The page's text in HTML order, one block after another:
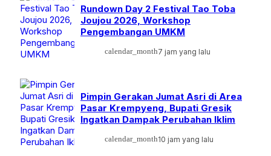
Rundown Day 2 Festival Tao Toba
Joujou 2026, Workshop
Pengembangan UMKM
calendar_month7 jam yang lalu
Pimpin Gerakan Jumat Asri di Area
Pasar Krempyeng, Bupati Gresik
Ingatkan Dampak Perubahan Iklim
calendar_month10 jam yang lalu